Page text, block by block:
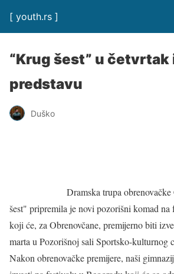
[ youth.rs ]
“Krug šest” u
predstavu
Duško
Dramska trupa
šest" pripremila je novi pozorišni komad na
koji će, za Obrenovčane, premijerno biti
marta u Pozorišnoj sali Sportsko-kulturnog
Nakon obrenovačke premijere, naši